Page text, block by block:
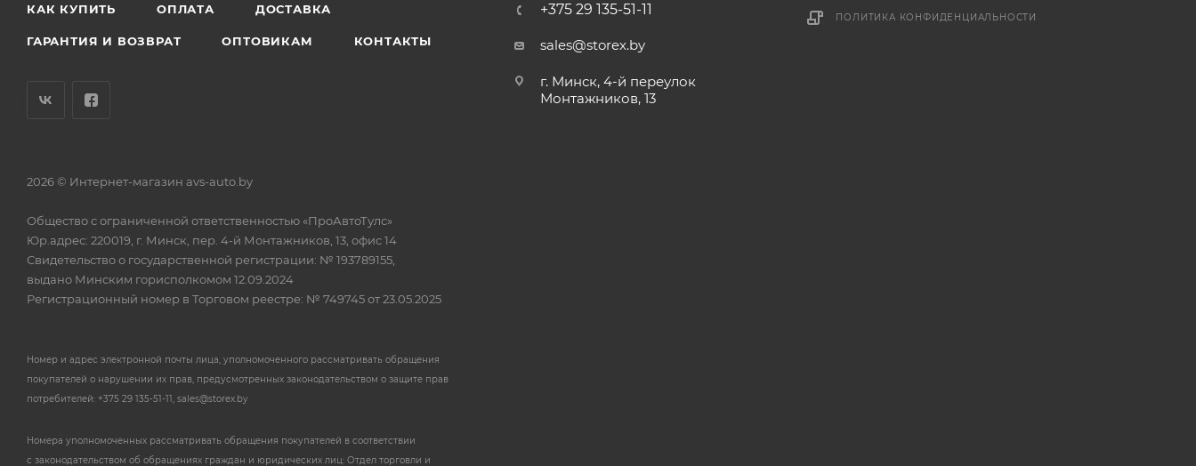
КАК КУПИТЬ ОПЛАТА ДОСТАВКА
ГАРАНТИЯ И ВОЗВРАТ ОПТОВИКАМ КОНТАКТЫ
+375 29 135-51-11
sales@storex.by
г. Минск, 4-й переулок
Монтажников, 13
ПОЛИТИКА КОНФИДЕНЦИАЛЬНОСТИ
2026 © Интернет-магазин avs-auto.by
Общество с ограниченной ответственностью «ПроАвтоТулс»
Юр.адрес: 220019, г. Минск, пер. 4-й Монтажников, 13, офис 14
Свидетельство о государственной регистрации: № 193789155,
выдано Минским горисполкомом 12.09.2024
Регистрационный номер в Торговом реестре: № 749745 от 23.05.2025
Номер и адрес электронной почты лица, уполномоченного рассматривать обращения
покупателей о нарушении их прав, предусмотренных законодательством о защите прав
потребителей: +375 29 135-51-11, sales@storex.by
Номера уполномоченных рассматривать обращения покупателей в соответствии
с законодательством об обращениях граждан и юридических лиц: Отдел торговли и